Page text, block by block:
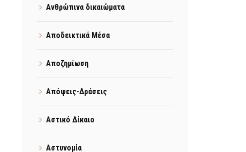
Ανθρώπινα δικαιώματα
Αποδεικτικά Μέσα
Αποζημίωση
Απόψεις-Δράσεις
Αστικό Δίκαιο
Αστυνομία